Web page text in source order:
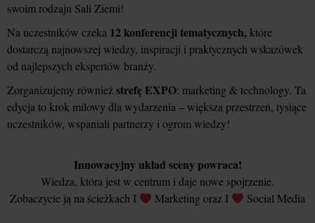
swoim rodzaju Sali Ziemi!
Na uczestników czeka 12 konferencji tematycznych, które
dostarczą najnowszej wiedzy, inspiracji i praktycznych wskazówek
od najlepszych ekspertów branży.
Zorganizujemy równieżstrefę EXPO: marketing & technology. Ta
edycja to krok milowy dla wydarzenia – większa przestrzeń, tysiące
uczestników, wspaniali partnerzy i ogrom wiedzy!
Innowacyjny układ sceny powraca!
Wiedza, która jest w centrum i daje nowe spojrzenie.
Zobaczycie ją na ścieżkach I
Marketing oraz I Social Media